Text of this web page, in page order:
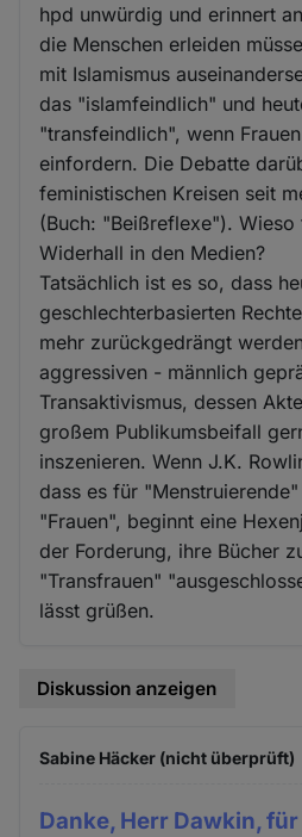
hpd unwürdig und erinnert
die Menschen erleiden
mit Islamismus
das "islamfeindlich" und
"transfeindlich", wenn
einfordern. Die Debatte
feministischen Kreisen seit
(Buch: "Beißreflexe").
Widerhall in den Medien?
Tatsächlich ist es so, dass
geschlechterbasierten
mehr zurückgedrängt
aggressiven - männlich
Transaktivismus, dessen
großem Publikumsbeifall
inszenieren. Wenn J.K.
dass es für
"Frauen", beginnt eine
der Forderung, ihre Bücher
"Transfrauen"
lässt grüßen.
Diskussion anzeigen
Sabine Häcker (nicht überprüft)
Danke, Herr Dawkin,